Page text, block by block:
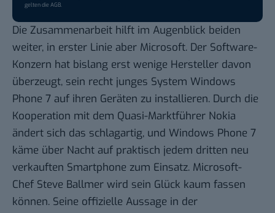
gelten dieAGB.
Die Zusammenarbeit hilft im Augenblick beiden
weiter, in erster Linie aber Microsoft. Der Software-
Konzern hat bislang erst wenige Hersteller davon
überzeugt, sein recht junges System Windows
Phone 7 auf ihren Geräten zu installieren. Durch die
Kooperation mit dem Quasi-Marktführer Nokia
ändert sich das schlagartig, und Windows Phone 7
käme über Nacht auf praktisch jedem dritten neu
verkauften Smartphone zum Einsatz. Microsoft-
Chef Steve Ballmer wird sein Glück kaum fassen
können. Seine offizielle Aussage in der